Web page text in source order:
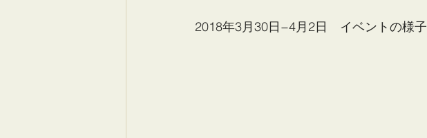
2018年3月30日−4月2日　イベントの様子